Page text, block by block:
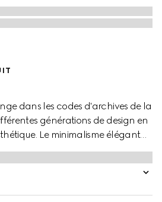
dans les codes d'archives de la
générations de design en
Le minimalisme élégant
s'exprime à travers des tissus
en prêt-à-porter, rappelant la
en soie faille fine,